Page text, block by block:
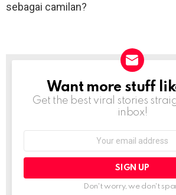
sebagai camilan?
NEWSLETTER
Want more stuff
Get the best viral stories
inbox!
Don't worry, we don't